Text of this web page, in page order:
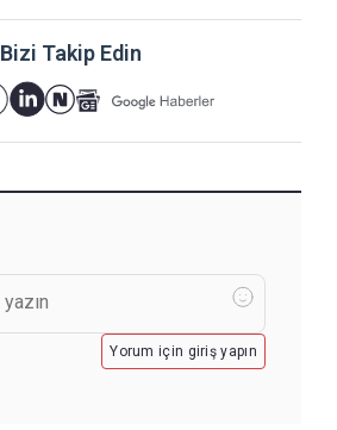
Bizi Takip Edin
Yorum için giriş yapın